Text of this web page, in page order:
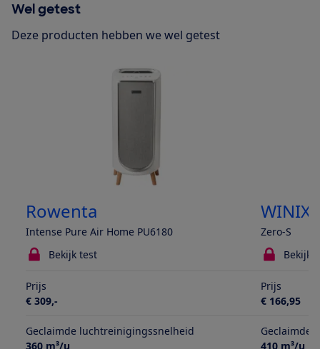
Wel getest
Deze producten hebben we wel getest
Rowenta
Intense Pure Air Home PU6180
WINIX
Zero-S
Bekijk test
Bekijk
Prijs
€ 309,-
Prijs
€ 166,95
Geclaimde luchtreinigingssnelheid
360 m³/u
Geclaimde
410 m³/u